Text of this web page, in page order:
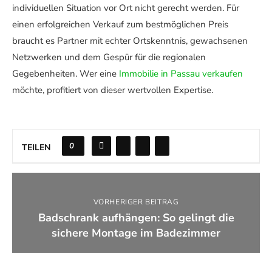
individuellen Situation vor Ort nicht gerecht werden. Für
einen erfolgreichen Verkauf zum bestmöglichen Preis
braucht es Partner mit echter Ortskenntnis, gewachsenen
Netzwerken und dem Gespür für die regionalen
Gegebenheiten. Wer eine Immobilie in Passau verkaufen
möchte, profitiert von dieser wertvollen Expertise.
TEILEN 0
VORHERIGER BEITRAG
Badschrank aufhängen: So gelingt die
sichere Montage im Badezimmer